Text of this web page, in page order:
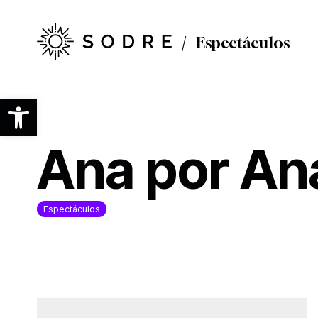
Abrir barra de herramientas
contenido
principal
Espectáculos
Ana por
Espectáculos